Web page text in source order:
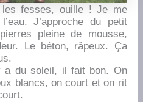
les fesses, ouille ! Je me
J’approche du petit
pleine de mousse,
Le béton, râpeux. Ça
du soleil, il fait bon. On
blancs, on court et on rit